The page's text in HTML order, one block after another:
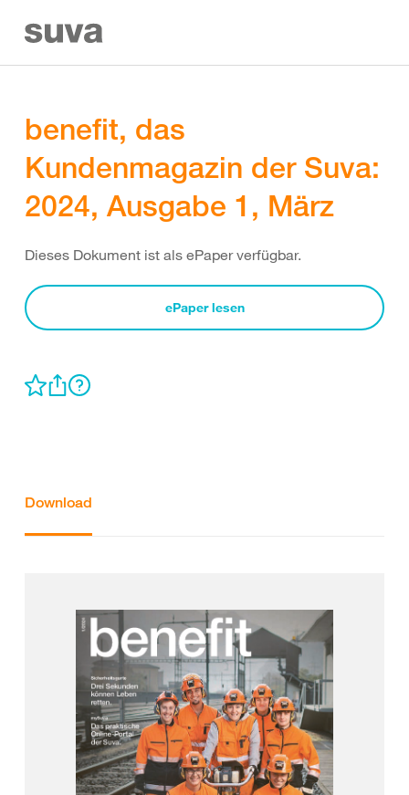
benefit, das
Kundenmagazin der Suva:
2024, Ausgabe 1, März
Dieses Dokument ist als ePaper verfügbar.
ePaper lesen
Download